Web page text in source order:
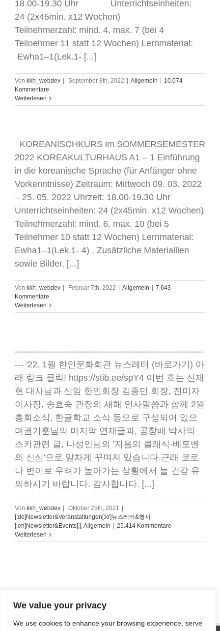
We value your privacy
We use cookies to enhance your browsing experience, serve
18.00-19.30 Uhr Unterrichtseinheiten:
24 (2x45min. x12 Wochen)
Teilnehmerzahl: mind. 4, max. 7 (bei 4
Teilnehmer 11 statt 12 Wochen) Lernmaterial:
Ewha1–1(Lek.1- [...]
Von kkh_webdev | September 8th, 2022 | Allgemein | 10.074
Kommentare
Weiterlesen
KOREANISCHKURS im SOMMERSEMESTER
2022 KOREAKULTURHAUS A1 – 1 Einführung
in die koreanische Sprache (für Anfänger ohne
Vorkenntnisse) Zeitraum: Mittwoch 09. 03. 2022
– 25. 05. 2022 Uhrzeit: 18.00-19.30 Uhr
Unterrichtseinheiten: 24 (2x45min. x12 Wochen)
Teilnehmerzahl: mind. 6, max. 10 (bei 5
Teilnehmer 10 statt 12 Wochen) Lernmaterial:
Ewha1–1(Lek.1- 4) . Zusätzliche Materiallien
sowie Bilder, [...]
Von kkh_webdev | Februar 7th, 2022 | Allgemein | 7.643
Kommentare
Weiterlesen
----------------------------------------------------------------
--- '22. 1월 한인문화회관 뉴스레터 (바로가기) 아
래 링크 클릭! https://stib.ee/spY4 이번 호는 신재
현 대사님과 신임 한인회장 김종민 회장, 전미자
이사장, 송효숙 관장의 새해 인사말씀과 함께 2월
총회소식, 한글학교 소식 등으로 구성되어 있으
며권기훈님의 마지막 연재글과, 공창배 박사의
스키관련 글, 나성인님의 '지음의 클래식-베토벤
의 신심'으로 알차게 꾸며져 있습니다.근래 코로
나 변이로 우려가 높아가는 상황에서 늘 건강 유
의하시기 바랍니다. 감사합니다. [...]
Von kkh_webdev | Oktober 25th, 2021
|
[:de]Newsletter&Veranstaltungen[:kr]뉴스레터&행사
[:en]Newsletter&Events[:] Allgemein | 25.414 Kommentare
Weiterlesen